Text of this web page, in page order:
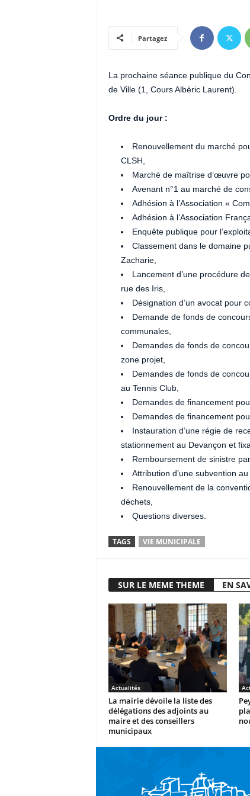
Partagez
La prochaine séance publique du
de Ville (1, Cours Albéric Laurent).
Ordre du jour :
Renouvellement du marché
CLSH,
Marché de maîtrise d’œuvre
Avenant n°1 au marché de
Adhésion à l’Association «
Adhésion à l’Association
Enquête publique pour
Classement dans le domaine
Zacharie,
Lancement d’une procédure
rue des Iris,
Désignation d’un avocat pour
Demande de fonds de
communales,
Demandes de fonds de
zone projet,
Demandes de fonds de
au Tennis Club,
Demandes de financement
Demandes de financement
Instauration d’une régie de
stationnement au Devançon et
Remboursement de sinistre
Attribution d’une subvention au
Renouvellement de la
déchets,
Questions diverses.
TAGS VIE MUNICIPALE
SUR LE MEME THEME EN
Actualités
La mairie dévoile la liste des
délégations des adjoints au
maire et des conseillers
municipaux